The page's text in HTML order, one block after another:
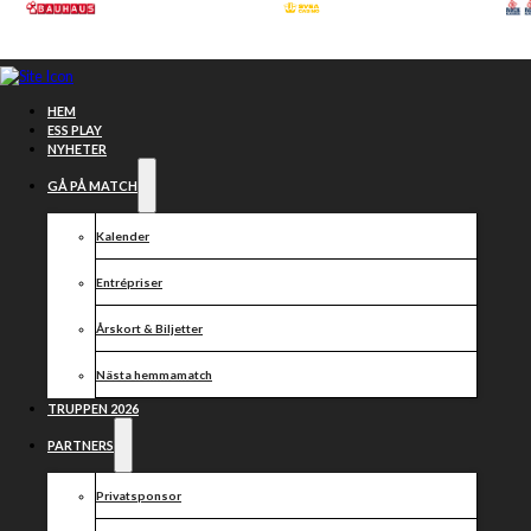
Hoppa till huvudinnehåll
HEM
ESS PLAY
NYHETER
GÅ PÅ MATCH
Kalender
Entrépriser
Årskort & Biljetter
Nästa hemmamatch
TRUPPEN 2026
PARTNERS
Privatsponsor
DACKEDRAGET
MAJ 2026